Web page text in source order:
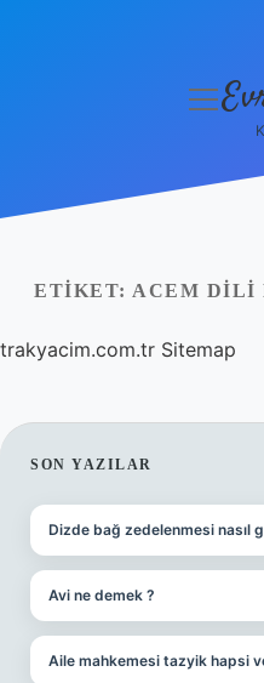
Yasal Uyarı
Hakkımızda
menüyü
ETIKET: ACEM DILI
trakyacim.com.tr Sitemap
SIDEBAR
SON YAZILAR
Dizde bağ zedelenmesi nasıl
Avi ne demek ?
Aile mahkemesi tazyik hapsi